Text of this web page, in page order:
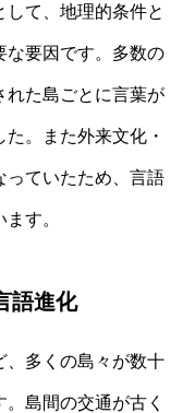
て、地理的条件と
な要因です。多数の
れた島ごとに言葉が
。また外来文化・
っていたため、言語
す。
語進化
、多くの島々が数十
島間の交通が古く